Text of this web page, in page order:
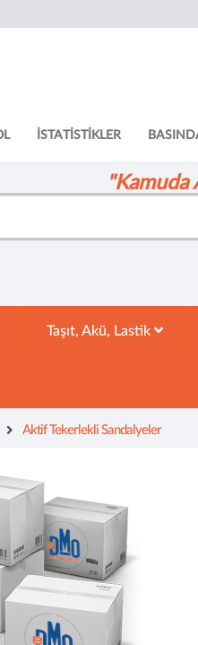
İSTATİSTİKLER
"Kamuda
Taşıt, Akü, Lastik
Aktif Tekerlekli Sandalyeler